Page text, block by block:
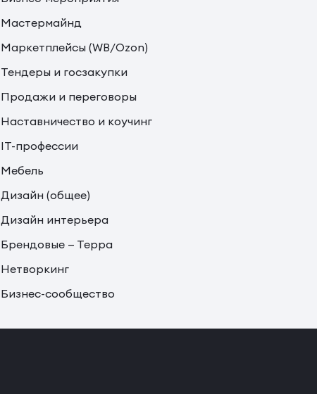
Мастермайнд
Маркетплейсы (WB/Ozon)
Тендеры и госзакупки
Продажи и переговоры
Наставничество и коучинг
IT-профессии
Мебель
Дизайн (общее)
Дизайн интерьера
Брендовые — Терра
Нетворкинг
Бизнес-сообщество